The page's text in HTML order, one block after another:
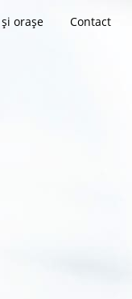
orașe Contact